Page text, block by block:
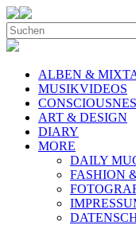
ALBEN &
MUSIKVIDEOS
ART & DESIGN
DIARY
MORE
DAILY
FASHION